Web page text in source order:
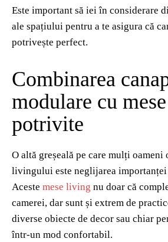
Este important să iei în considerare
ale spațiului pentru a te asigura că
potrivește perfect.
Combinarea
modulare cu
potrivite
O altă greșeală pe care mulți oameni
livingului este neglijarea
Aceste mese living nu doar că
camerei, dar sunt și extrem de
diverse obiecte de decor sau chiar
într-un mod confortabil.